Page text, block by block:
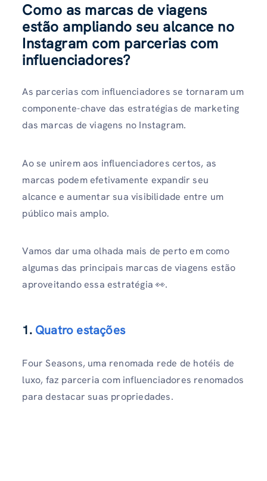
Como as marcas de viagens
estão ampliando seu alcance no
Instagram com parcerias com
influenciadores?
As parcerias com influenciadores se tornaram um
componente-chave das estratégias de marketing
das marcas de viagens no Instagram.
Ao se unirem aos influenciadores certos, as
marcas podem efetivamente expandir seu
alcance e aumentar sua visibilidade entre um
público mais amplo.
Vamos dar uma olhada mais de perto em como
algumas das principais marcas de viagens estão
aproveitando essa estratégia 👀.
1. Quatro estações
Four Seasons, uma renomada rede de hotéis de
luxo, faz parceria com influenciadores renomados
para destacar suas propriedades.